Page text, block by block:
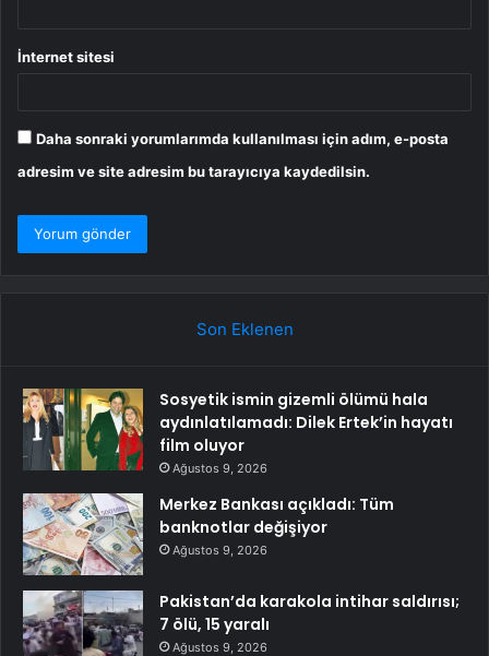
İnternet sitesi
Daha sonraki yorumlarımda kullanılması için adım, e-posta
adresim ve site adresim bu tarayıcıya kaydedilsin.
Son Eklenen
Sosyetik ismin gizemli ölümü hala
aydınlatılamadı: Dilek Ertek’in hayatı
film oluyor
Ağustos 9, 2026
Merkez Bankası açıkladı: Tüm
banknotlar değişiyor
Ağustos 9, 2026
Pakistan’da karakola intihar saldırısı;
7 ölü, 15 yaralı
Ağustos 9, 2026